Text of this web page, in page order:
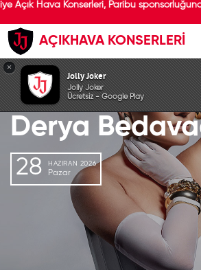
Açık Hava Konserleri, Paribu
AÇIKHAVA KONSERLERİ
GEÇMİŞ
Derya
28 HAZIRAN 2026
Pazar
×
Jolly Joker
Jolly Joker
Ücretsiz - Google Play